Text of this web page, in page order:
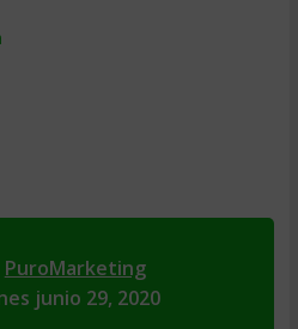
PuroMarketing
junio 29, 2020